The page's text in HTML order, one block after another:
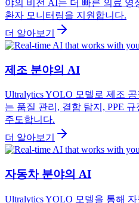
야의 비전 AI는 더 빠른 의료 영
환자 모니터링을 지원합니다.
더 알아보기
제조 분야의 AI
Ultralytics YOLO 모델로 제조
는 품질 관리, 결함 탐지, PPE
주도합니다.
더 알아보기
자동차 분야의 AI
Ultralytics YOLO 모델을 통해